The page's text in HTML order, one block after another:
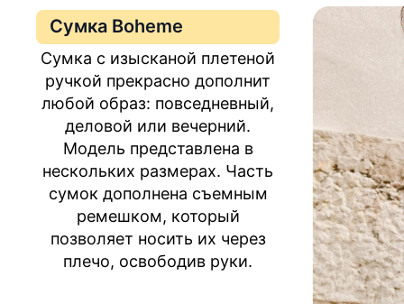
Сумка Boheme
Сумка с изысканой плетеной
ручкой прекрасно дополнит
любой образ: повседневный,
деловой или вечерний.
Модель представлена в
нескольких размерах. Часть
сумок дополнена съемным
ремешком, который
позволяет носить их через
плечо, освободив руки.